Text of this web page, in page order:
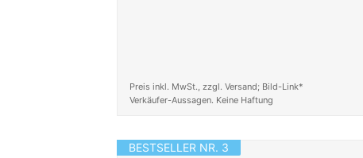
Preis inkl. MwSt., zzgl. Versand; Bild-Link*
Verkäufer-Aussagen. Keine Haftung
BESTSELLER NR. 3